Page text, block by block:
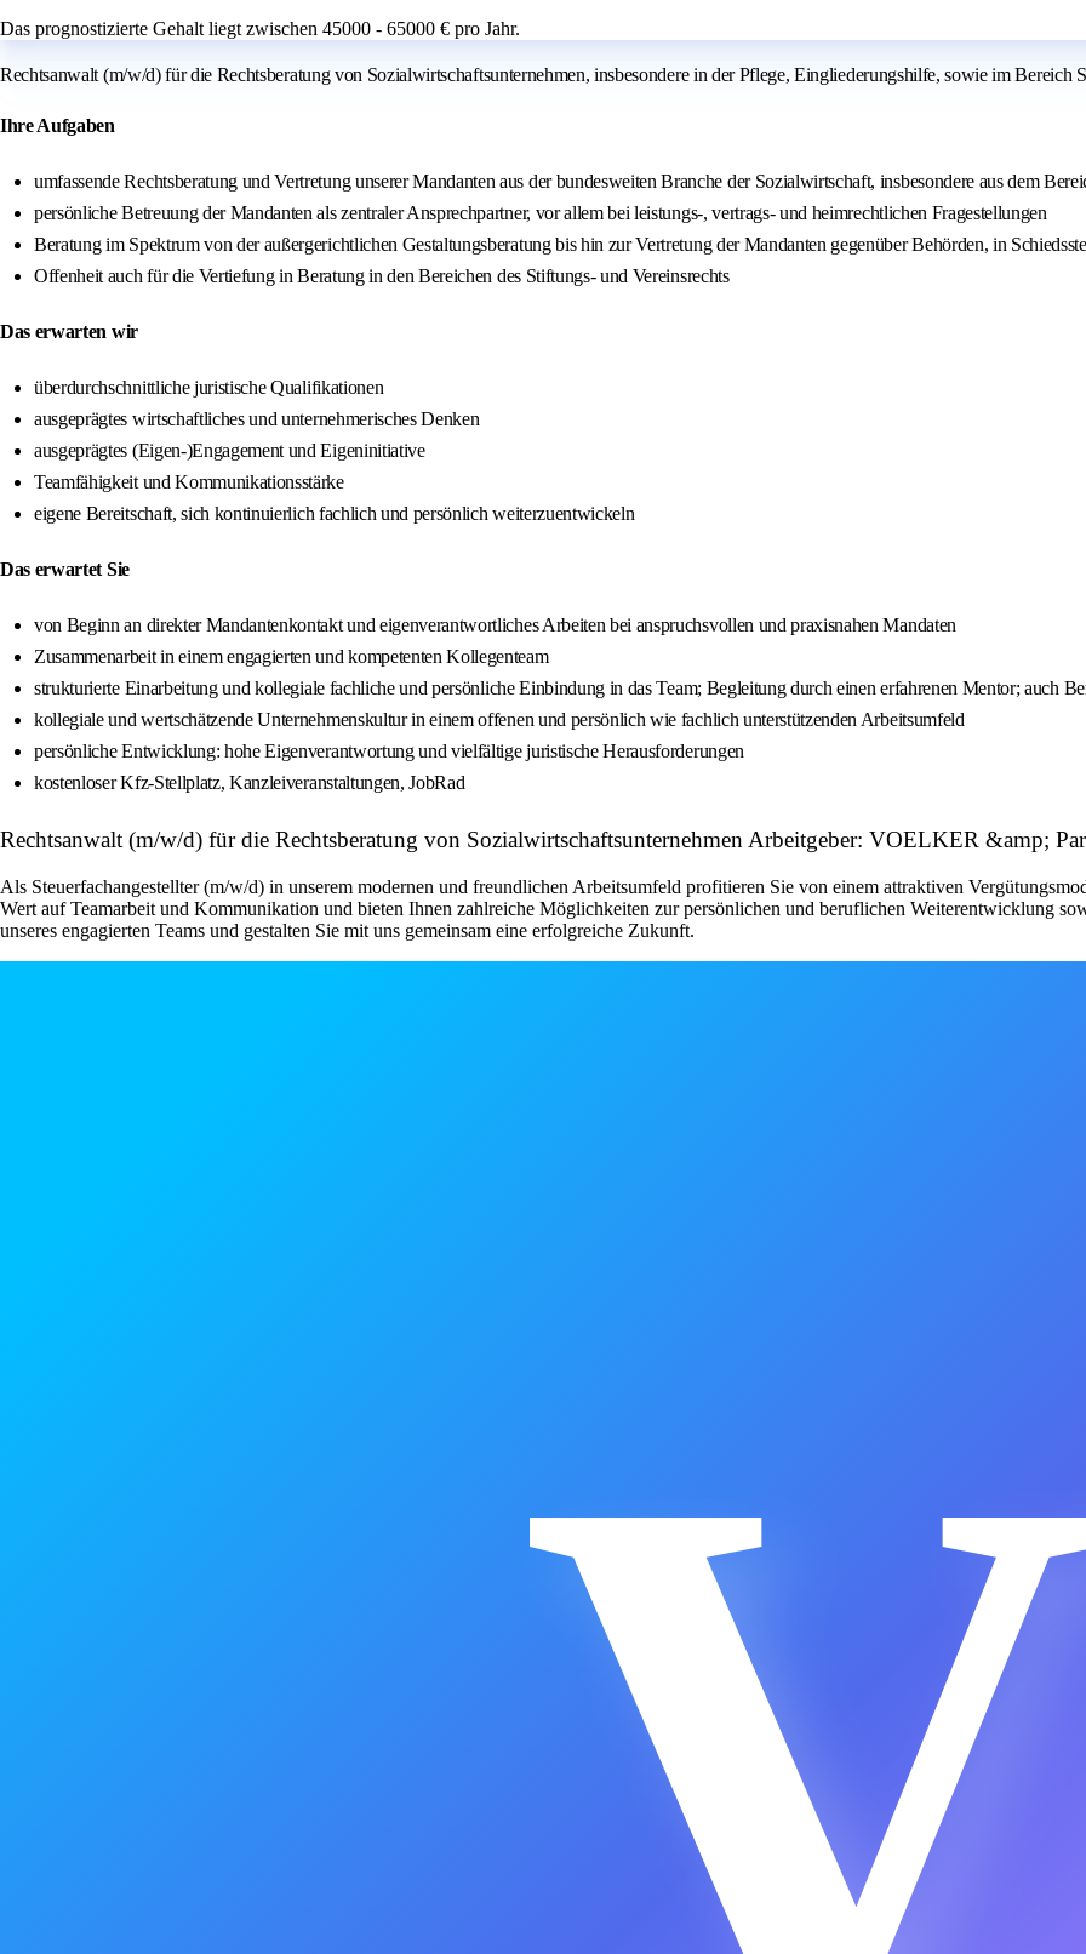
Das prognostizierte Gehalt liegt zwischen 45000 - 65000 € pro Jahr.
Rechtsanwalt (m/w/d) für die Rechtsberatung von Sozialwirtschaftsunternehmen, insbesondere in der Pflege, Eingliederungshilfe, sowie im Bereich
Ihre Aufgaben
umfassende Rechtsberatung und Vertretung unserer Mandanten aus der bundesweiten Branche der Sozialwirtschaft, insbesondere aus dem
persönliche Betreuung der Mandanten als zentraler Ansprechpartner, vor allem bei leistungs-, vertrags- und heimrechtlichen Fragestellungen
Beratung im Spektrum von der außergerichtlichen Gestaltungsberatung bis hin zur Vertretung der Mandanten gegenüber Behörden, in
Offenheit auch für die Vertiefung in Beratung in den Bereichen des Stiftungs- und Vereinsrechts
Das erwarten wir
überdurchschnittliche juristische Qualifikationen
ausgeprägtes wirtschaftliches und unternehmerisches Denken
ausgeprägtes (Eigen-)Engagement und Eigeninitiative
Teamfähigkeit und Kommunikationsstärke
eigene Bereitschaft, sich kontinuierlich fachlich und persönlich weiterzuentwickeln
Das erwartet Sie
von Beginn an direkter Mandantenkontakt und eigenverantwortliches Arbeiten bei anspruchsvollen und praxisnahen Mandaten
Zusammenarbeit in einem engagierten und kompetenten Kollegenteam
strukturierte Einarbeitung und kollegiale fachliche und persönliche Einbindung in das Team; Begleitung durch einen erfahrenen Mentor; auch
kollegiale und wertschätzende Unternehmenskultur in einem offenen und persönlich wie fachlich unterstützenden Arbeitsumfeld
persönliche Entwicklung: hohe Eigenverantwortung und vielfältige juristische Herausforderungen
kostenloser Kfz-Stellplatz, Kanzleiveranstaltungen, JobRad
Rechtsanwalt (m/w/d) für die Rechtsberatung von Sozialwirtschaftsunternehmen Arbeitgeber: VOELKER &amp;
Als Steuerfachangestellter (m/w/d) in unserem modernen und freundlichen Arbeitsumfeld profitieren Sie von einem attraktiven
Wert auf Teamarbeit und Kommunikation und bieten Ihnen zahlreiche Möglichkeiten zur persönlichen und beruflichen Weiterentwicklung
unseres engagierten Teams und gestalten Sie mit uns gemeinsam eine erfolgreiche Zukunft.